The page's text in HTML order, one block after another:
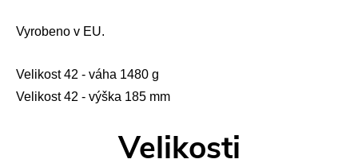
Vyrobeno v EU.
Velikost 42 - váha 1480 g
Velikost 42 - výška 185 mm
Velikosti